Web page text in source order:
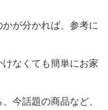
が分かれば、参考に
なくても簡単にお家
今話題の商品など、